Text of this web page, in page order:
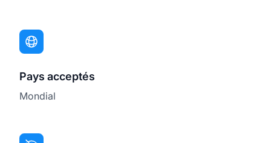
Pays acceptés
Mondial